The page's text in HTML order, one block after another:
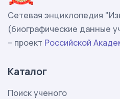
Сетевая энциклопедия
(биографические данные
– проект Российской
Каталог
Поиск ученого